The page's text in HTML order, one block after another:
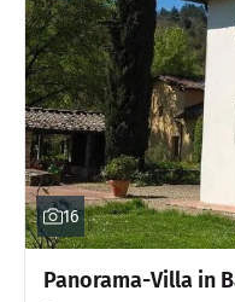
16
Panorama-Villa in